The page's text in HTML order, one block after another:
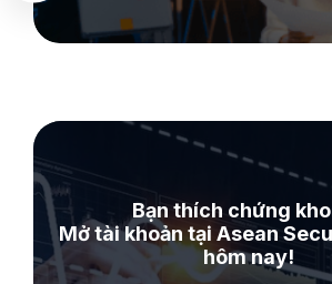
Bạn thích chứng
Mở tài khoản tại Asean
hôm nay!